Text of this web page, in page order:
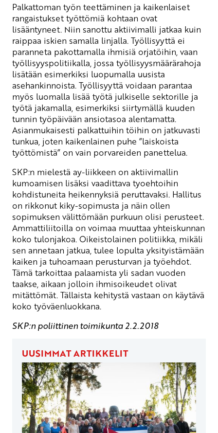
Palkattoman työn teettäminen ja kaikenlaiset
rangaistukset työttömiä kohtaan ovat
lisääntyneet. Niin sanottu aktiivimalli jatkaa kuin
raippaa iskien samalla linjalla. Työllisyyttä ei
paranneta pakottamalla ihmisiä orjatöihin, vaan
työllisyyspolitiikalla, jossa työllisyysmäärärahoja
lisätään esimerkiksi luopumalla uusista
asehankinnoista. Työllisyyttä voidaan parantaa
myös luomalla lisää työtä julkiselle sektorille ja
työtä jakamalla, esimerkiksi siirtymällä kuuden
tunnin työpäivään ansiotasoa alentamatta.
Asianmukaisesti palkattuihin töihin on jatkuvasti
tunkua, joten kaikenlainen puhe ”laiskoista
työttömistä” on vain porvareiden panettelua.
SKP:n mielestä ay-liikkeen on aktiivimallin
kumoamisen lisäksi vaadittava tyoehtoihin
kohdistuneita heikennyksiä peruttavaksi. Hallitus
on rikkonut kiky-sopimusta ja näin ollen
sopimuksen välittömään purkuun olisi perusteet.
Ammattiliitoilla on voimaa muuttaa yhteiskunnan
koko tulonjakoa. Oikeistolainen politiikka, mikäli
sen annetaan jatkua, tulee lopulta yksityistämään
kaiken ja tuhoamaan perusturvan ja työehdot.
Tämä tarkoittaa palaamista yli sadan vuoden
taakse, aikaan jolloin ihmisoikeudet olivat
mitättömät. Tällaista kehitystä vastaan on käytävä
koko työväenluokkana.
SKP:n poliittinen toimikunta 2.2.2018
UUSIMMAT ARTIKKELIT